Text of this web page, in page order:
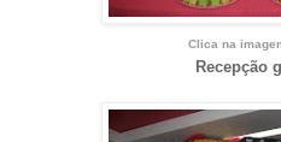
Clica na
Recepção